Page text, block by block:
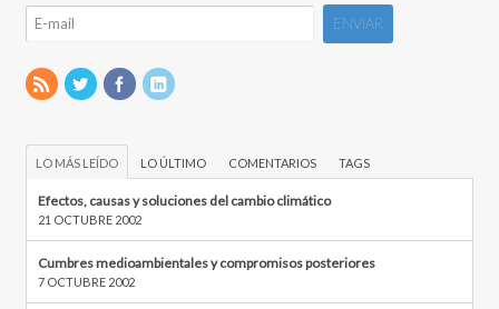
LO MÁS LEÍDO LO ÚLTIMO COMENTARIOS TAGS
Efectos, causas y soluciones del cambio climático
21 OCTUBRE 2002
Cumbres medioambientales y compromisos posteriores
7 OCTUBRE 2002